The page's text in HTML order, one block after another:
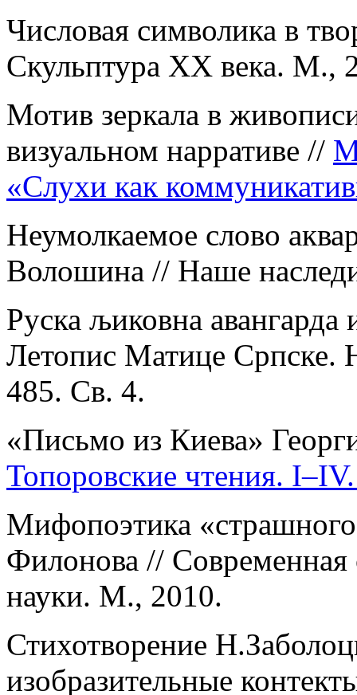
Числовая символика в
Скульптура ХХ века. М.,
Мотив зеркала в
визуальном нарративе //
«Слухи как
Неумолкаемое слово
Волошина // Наше
Руска љиковна авангарда
Летопис Матице
485. Св. 4.
«Письмо из Киева»
Топоровские чтения.
Мифопоэтика
Филонова // Современная
науки. М., 2010.
Стихотворение
изобразительные